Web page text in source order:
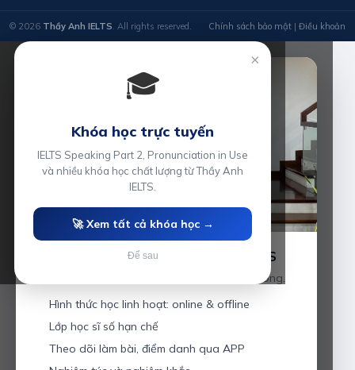
© 2026 Thầy Anh IELTS. All rights reserved. Chính sách bảo mật | Điều khoản
Luyện thi IELTS cùng Thầy Anh IELTS
Giáo viên hơn 10 năm kinh nghiệm tại Hải Phòng.
Hình thức học linh hoạt: online & offline
Lớp học sĩ số hạn chế
Theo dõi làm bài, điểm danh qua APP
×
🎓
Khóa học trực tuyến
IELTS Speaking Part 2, Pronunciation in Use
và nhiều khóa học chất lượng từ Thầy Anh
IELTS.
🚀 Xem tất cả khóa học →
Để sau